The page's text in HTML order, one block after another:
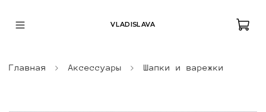
VLADISLAVA
Главная Аксессуары Шапки и варежки